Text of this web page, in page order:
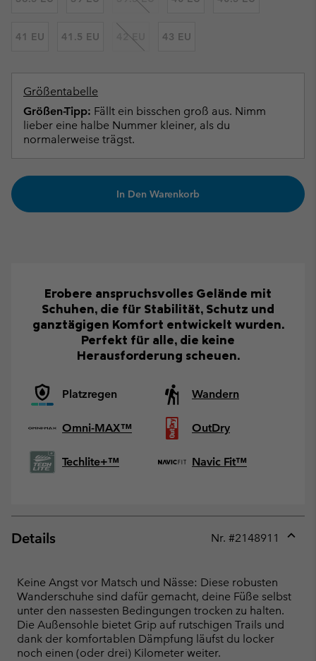
41 EU 41.5 EU 42 EU 43 EU
Größentabelle
Größen-Tipp: Fällt ein bisschen groß aus. Nimm
lieber eine halbe Nummer kleiner, als du
normalerweise trägst.
In Den Warenkorb
Erobere anspruchsvolles Gelände mit
Schuhen, die für Stabilität, Schutz und
ganztägigen Komfort entwickelt wurden.
Perfekt für alle, die keine
Herausforderung scheuen.
Platzregen Wandern
Omni-MAX™ OutDry
Techlite+™ Navic Fit™
Details Nr. #2148911
Keine Angst vor Matsch und Nässe: Diese robusten
Wanderschuhe sind dafür gemacht, deine Füße selbst
unter den nassesten Bedingungen trocken zu halten.
Die Außensohle bietet Grip auf rutschigen Trails und
dank der komfortablen Dämpfung läufst du locker
noch einen (oder drei) Kilometer weiter.